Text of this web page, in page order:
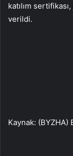
katılım
verildi.
Kaynak: (BYZHA)